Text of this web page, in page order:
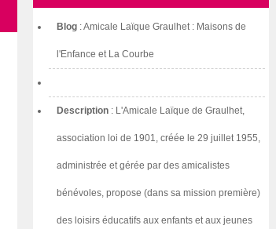
Blog : Amicale Laïque Graulhet : Maisons de
l'Enfance et La Courbe
Description : L'Amicale Laïque de Graulhet,
association loi de 1901, créée le 29 juillet 1955,
administrée et gérée par des amicalistes
bénévoles, propose (dans sa mission première)
des loisirs éducatifs aux enfants et aux jeunes